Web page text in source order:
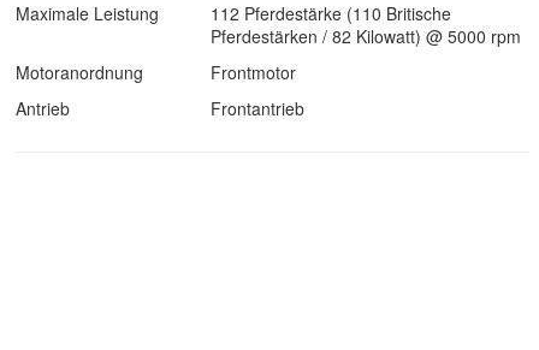
Maximale Leistung
112 Pferdestärke (110 Britische
Pferdestärken / 82 Kilowatt) @ 5000 rpm
Motoranordnung
Frontmotor
Antrieb
Frontantrieb